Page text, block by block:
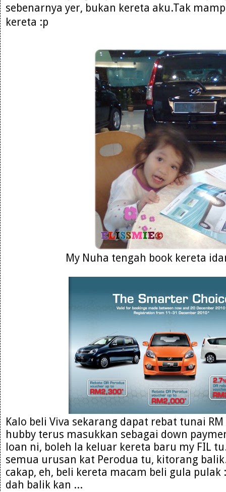
sebenarnya yer, bukan kereta aku.Tak
kereta :p
My Nuha tengah book kereta
Kalo beli Viva sekarang dapat rebat tunai RM
hubby terus masukkan sebagai down
loan ni, boleh la keluar kereta baru my FIL
semua urusan kat Perodua tu, kitorang
cakap, eh, beli kereta macam beli gula pulak
dah balik kan ...